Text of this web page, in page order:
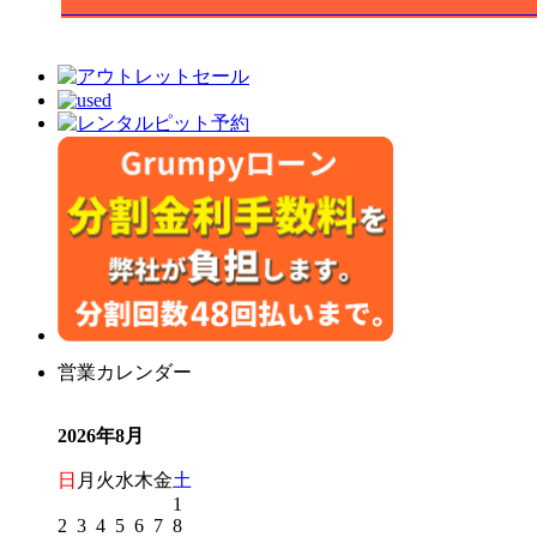
営業カレンダー
2026年8月
日 月 火水木金土
1
2 3 4 5 6 7 8